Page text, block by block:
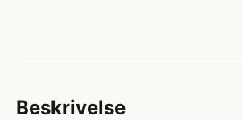
Beskrivelse